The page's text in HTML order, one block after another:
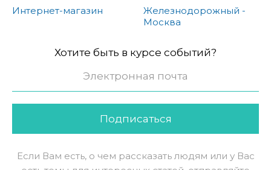
Интернет-магазин
Железнодорожный -
Москва
Хотите быть в курсе событий?
Подписаться
Если Вам есть, о чем рассказать людям или у Вас